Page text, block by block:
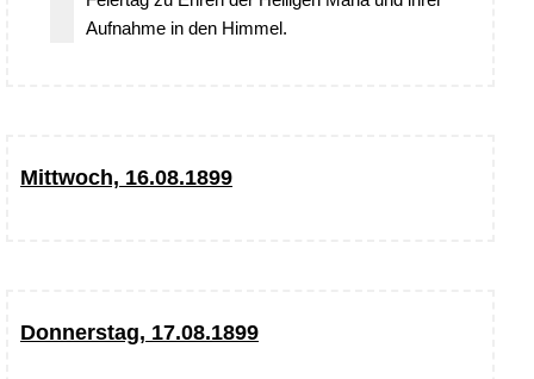
Aufnahme in den Himmel.
Mittwoch, 16.08.1899
Donnerstag, 17.08.1899